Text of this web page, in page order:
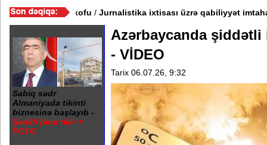
- Rusiya elitasında FSB xofu/Jurnalistika ixtisası üzrə
Sabiq sədr
Almaniyada tikinti
biznesinə başlayıb -
Şərikli bina tikir +
FOTO
Azərbaycanda
- VİDEO
Tarix 06.07.26, 9:32